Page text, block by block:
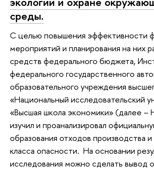
среды.
С целью повышения эффективности
мероприятий и планирования на них
средств федерального бюджета,
федерального государственного
образовательного учреждения
«Национальный исследовательский
«Высшая школа экономики» (далее
изучил и проанализировал
образования отходов производства
класса опасности. На основании
исследования можно сделать вывод